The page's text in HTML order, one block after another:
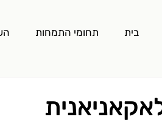
בית תחומי התמחות